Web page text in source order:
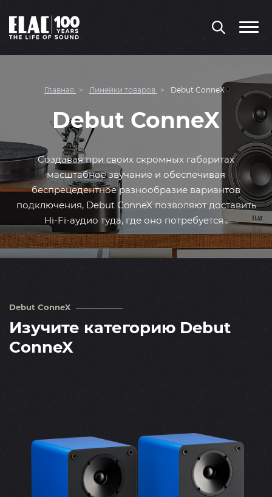
Главная Линейки товаров Debut ConneX
Debut ConneX
Создавая при своих скромных габаритах
масштабное звучание и обеспечивая
беспрецедентное разнообразие вариантов
подключения, Debut ConneX позволяют доставить
Hi-Fi-аудио туда, где оно потребуется .
Debut ConneX
Изучите категорию Debut
ConneX